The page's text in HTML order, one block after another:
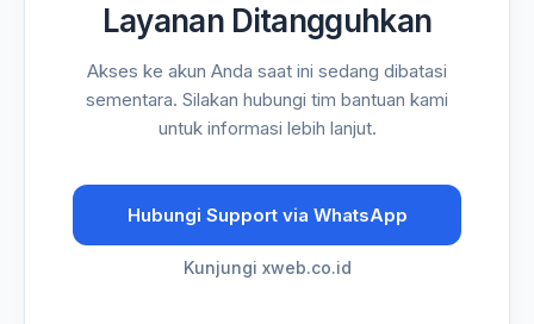
Layanan Ditangguhkan
Akses ke akun Anda saat ini sedang dibatasi
sementara. Silakan hubungi tim bantuan kami
untuk informasi lebih lanjut.
Hubungi Support via WhatsApp
Kunjungi xweb.co.id